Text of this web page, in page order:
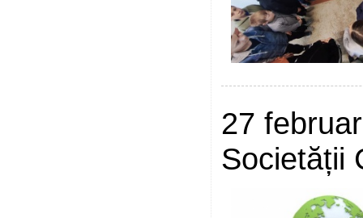
27
Societății